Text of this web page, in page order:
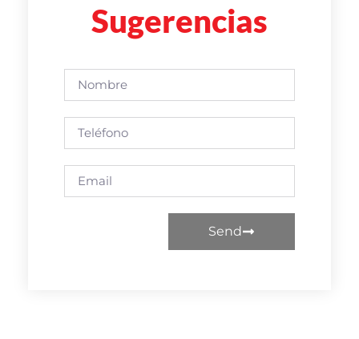
Sugerencias
Send